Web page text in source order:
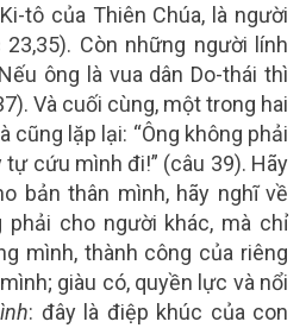
tô của Thiên Chúa, là người
Còn những người lính
ông là vua dân Do-thái thì
Và cuối cùng, một trong hai
cũng lặp lại: “Ông không phải
tự cứu mình đi!” (câu 39). Hãy
bản thân mình, hãy nghĩ về
phải cho người khác, mà chỉ
mình, thành công của riêng
giàu có, quyền lực và nổi
: đây là điệp khúc của con